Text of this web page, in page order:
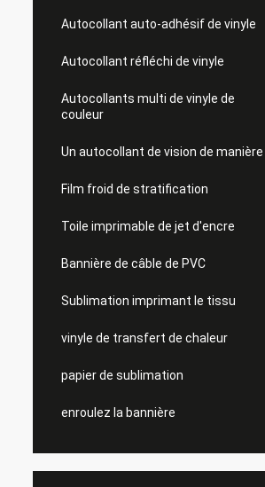
Autocollant auto-adhésif de vinyle
Autocollant réfléchi de vinyle
Autocollants multi de vinyle de
couleur
Un autocollant de vision de manière
Film froid de stratification
Toile imprimable de jet d'encre
Bannière de câble de PVC
Sublimation imprimant le tissu
vinyle de transfert de chaleur
papier de sublimation
enroulez la bannière